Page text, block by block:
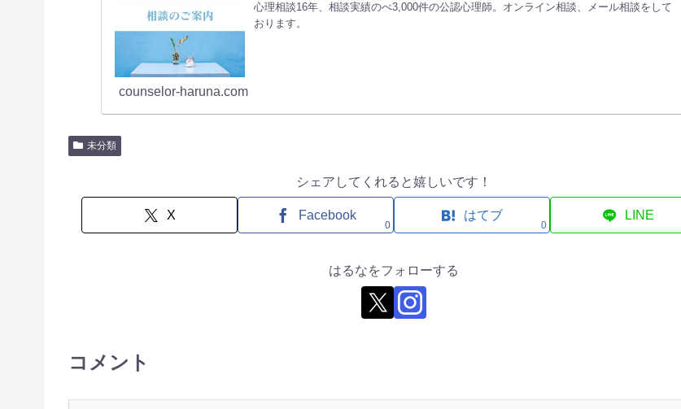
心理相談16年、相談実績のべ3,000件の公認心理師。オンライン相談、メール相談をして
おります。
counselor-haruna.com
未分類
シェアしてくれると嬉しいです！
X Facebook
0
はてブ
0
LINE
はるなをフォローする
コメント